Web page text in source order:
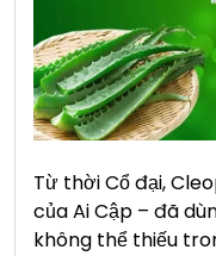
Từ thời Cổ đại,
của Ai Cập – đã
không thể thiếu